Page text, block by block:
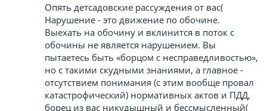
Опять детсадовские рассуждения от вас(
Нарушение - это движение по обочине.
Выехать на обочину и вклинится в поток с
обочины не является нарушением. Вы
пытаетесь быть «борцом с несправедливостью»,
но с такими скудными знаниями, а главное -
отсутствием понимания (с этим вообще провал
катастрофический) нормативных актов и ПДД,
борец из вас никудышный и бессмысленный(